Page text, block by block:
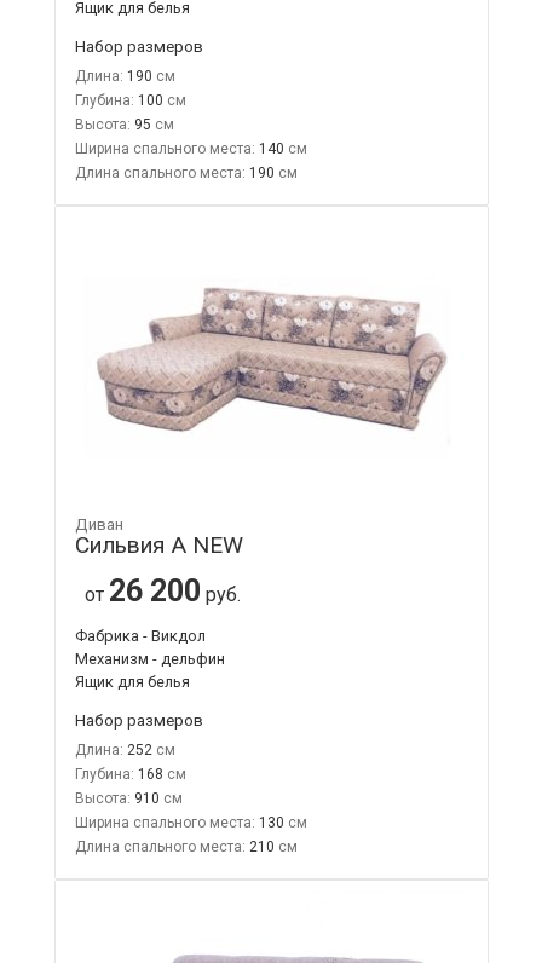
Ящик для белья
Набор размеров
Длина: 190
Глубина: 100
Высота: 95
Ширина спального места: 140
Длина спального места: 190
Диван
Сильвия А NEW
от 26 200 руб.
Фабрика - Викдол
Механизм - дельфин
Ящик для белья
Набор размеров
Длина: 252
Глубина: 168
Высота: 910
Ширина спального места: 130
Длина спального места: 210